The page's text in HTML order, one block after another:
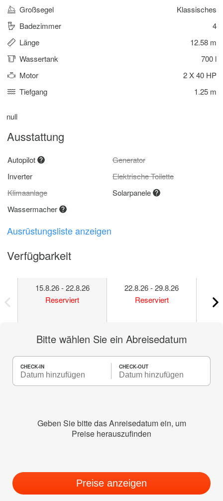
Großsegel
Klassisches
Badezimmer
4
Länge
12.58 m
Wassertank
700 l
Motor
2 X 40 HP
Tiefgang
1.25 m
null
Ausstattung
Autopilot
Generator
Inverter
Elektrische Toilette
Klimaanlage
Solarpanele
Wassermacher
Ausrüstungsliste anzeigen
Verfügbarkeit
15.8.26 - 22.8.26
Reserviert
22.8.26 - 29.8.26
Reserviert
Bitte wählen Sie ein Abreisedatum
CHECK-IN CHECK-OUT
Geben Sie bitte das Anreisedatum ein, um
Preise herauszufinden
Preise anzeigen